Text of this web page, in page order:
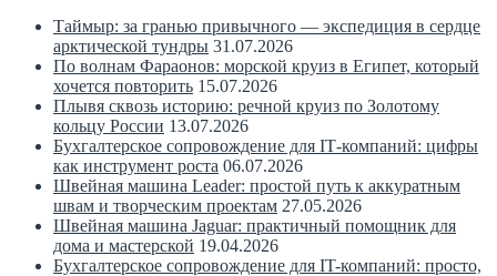
Таймыр: за гранью привычного — экспедиция в сердце
арктической тундры 31.07.2026
По волнам Фараонов: морской круиз в Египет, который
хочется повторить 15.07.2026
Плывя сквозь историю: речной круиз по Золотому
кольцу России 13.07.2026
Бухгалтерское сопровождение для IT‑компаний: цифры
как инструмент роста 06.07.2026
Швейная машина Leader: простой путь к аккуратным
швам и творческим проектам 27.05.2026
Швейная машина Jaguar: практичный помощник для
дома и мастерской 19.04.2026
Бухгалтерское сопровождение для IT-компаний: просто,